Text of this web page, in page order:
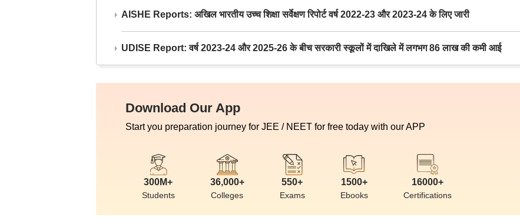
AISHE Reports: अखिल भारतीय उच्च शिक्षा सर्वेक्षण रिपोर्ट वर्ष 2022-23 और 2023-24 के लिए जारी
UDISE Report: वर्ष 2023-24 और 2025-26 के बीच सरकारी स्कूलों में दाखिले में लगभग 86 लाख की कमी आई
Download Our App
Start you preparation journey for JEE / NEET for free today with our APP
300M+
Students
36,000+
Colleges
550+
Exams
1500+
Ebooks
16000+
Certifications